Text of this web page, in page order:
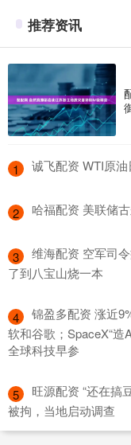
推荐资讯
1 诚飞配资 WTI原
2 哈福配资 美联储
3
维海配资 空军司
了到八宝山烧一本
4
锦盈多配资 涨近
软和谷歌；SpaceX“造
全球科技早参
5
旺源配资 “还在搞
被拘，当地启动调查